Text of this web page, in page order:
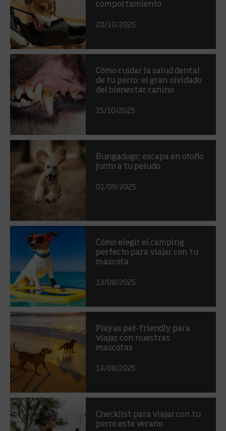
comportamiento
20/10/2025
Cómo cuidar la salud dental
de tu perro: el gran olvidado
del bienestar canino
15/10/2025
Bungadogs: escapa en otoño
junto a tu peludo
01/09/2025
Cómo elegir el camping
perfecto para viajar con tu
mascota
13/08/2025
Playas pet-friendly para
viajar con nuestras
mascotas
13/08/2025
Checklist para viajar con tu
perro este verano